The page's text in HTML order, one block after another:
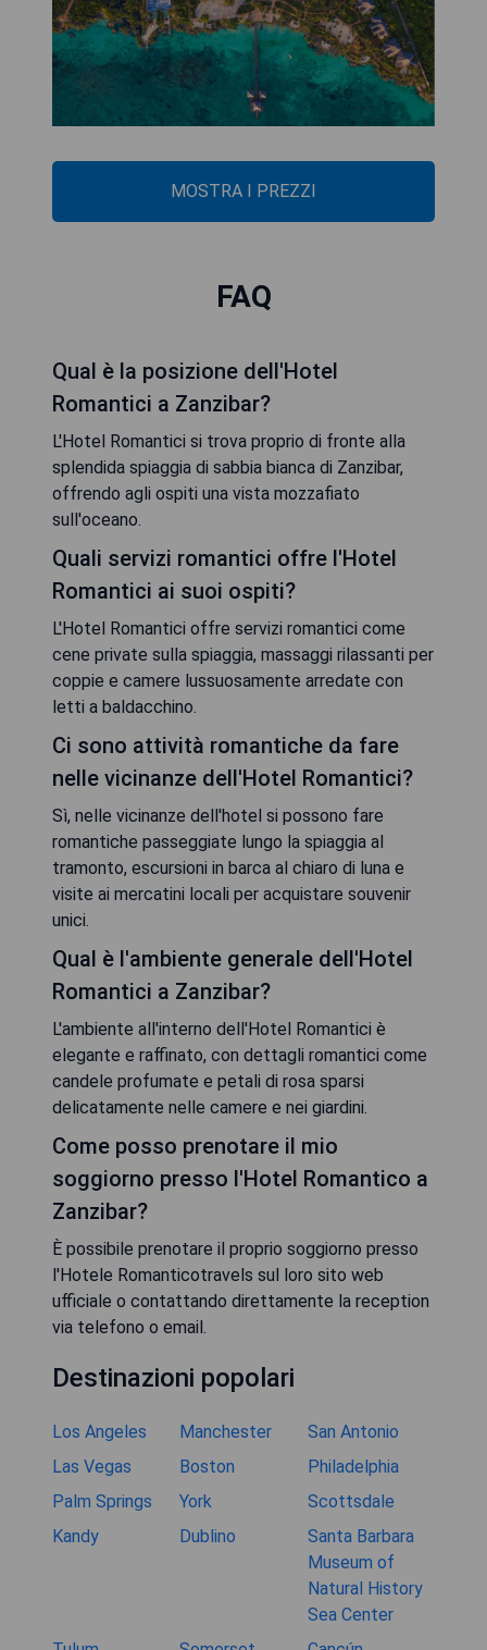
MOSTRA I PREZZI
FAQ
Qual è la posizione dell'Hotel
Romantici a Zanzibar?
L'Hotel Romantici si trova proprio di fronte alla
splendida spiaggia di sabbia bianca di Zanzibar,
offrendo agli ospiti una vista mozzafiato
sull'oceano.
Quali servizi romantici offre l'Hotel
Romantici ai suoi ospiti?
L'Hotel Romantici offre servizi romantici come
cene private sulla spiaggia, massaggi rilassanti per
coppie e camere lussuosamente arredate con
letti a baldacchino.
Ci sono attività romantiche da fare
nelle vicinanze dell'Hotel Romantici?
Sì, nelle vicinanze dell'hotel si possono fare
romantiche passeggiate lungo la spiaggia al
tramonto, escursioni in barca al chiaro di luna e
visite ai mercatini locali per acquistare souvenir
unici.
Qual è l'ambiente generale dell'Hotel
Romantici a Zanzibar?
L'ambiente all'interno dell'Hotel Romantici è
elegante e raffinato, con dettagli romantici come
candele profumate e petali di rosa sparsi
delicatamente nelle camere e nei giardini.
Come posso prenotare il mio
soggiorno presso l'Hotel Romantico a
Zanzibar?
È possibile prenotare il proprio soggiorno presso
l'Hotele Romanticotravels sul loro sito web
ufficiale o contattando direttamente la reception
via telefono o email.
Destinazioni popolari
Los Angeles Manchester
San Antonio
Las Vegas
Boston
Philadelphia
Palm Springs
York
Scottsdale
Kandy
Dublino
Santa Barbara
Museum of
Natural History
Sea Center